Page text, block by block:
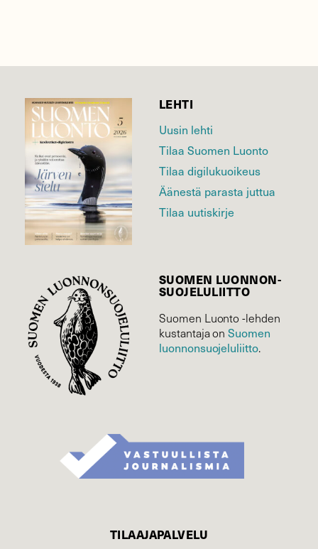
LEHTI
Uusin lehti
Tilaa Suomen Luonto
Tilaa digilukuoikeus
Äänestä parasta juttua
Tilaa uutiskirje
SUOMEN LUONNON­
SUOJELU­LIITTO
Suomen Luonto -lehden
kustantaja onSuomen
luonnonsuojelu­liitto.
TILAAJAPALVELU